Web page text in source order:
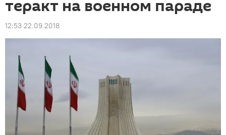
теракт на военном параде
12:53 22.09.2018